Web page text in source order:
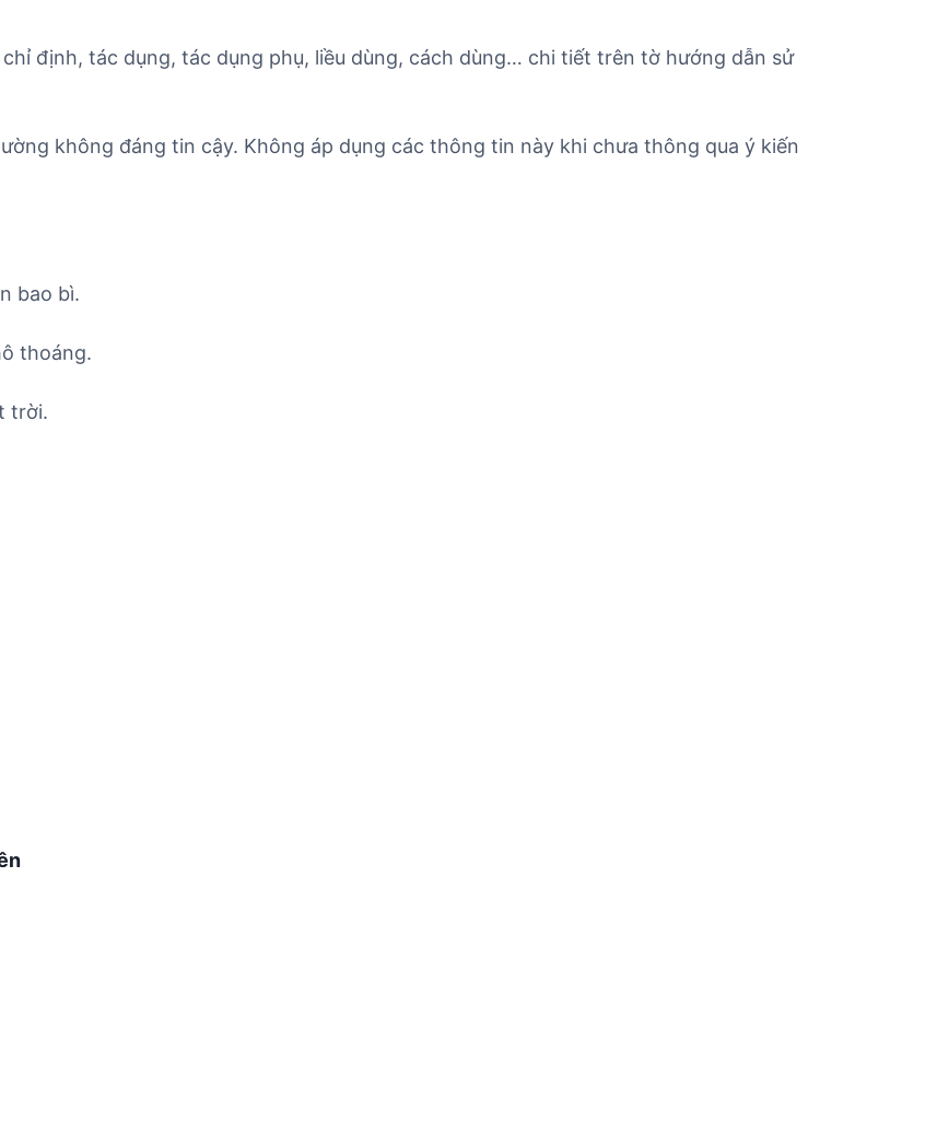
định, tác dụng, tác dụng phụ, liều dùng, cách dùng… chi tiết trên tờ hướng dẫn sử
không đáng tin cậy. Không áp dụng các thông tin này khi chưa thông qua ý kiến
bao bì.
thoáng.
trời.